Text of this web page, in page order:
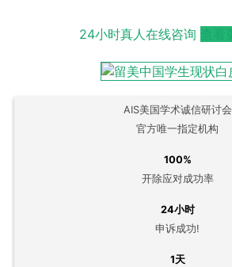
24小时真人在线咨询
AIS美国学术诚信研讨会
官方唯一指定机构
100%
开除应对成功率
24小时
申诉成功!
1天